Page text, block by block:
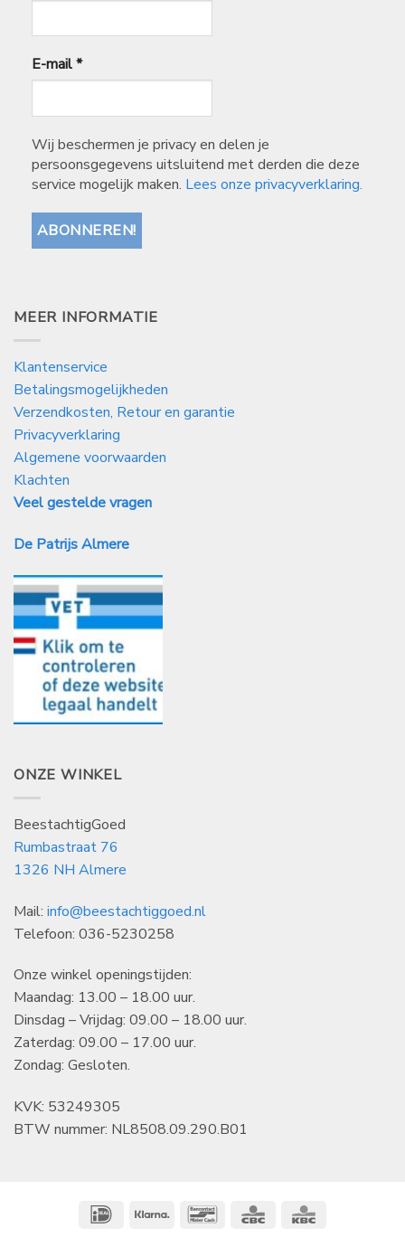
E-mail*
Wij beschermen je privacy en delen je
persoonsgegevens uitsluitend met derden die deze
service mogelijk maken. Lees onze privacyverklaring.
MEER INFORMATIE
Klantenservice
Betalingsmogelijkheden
Verzendkosten, Retour en garantie
Privacyverklaring
Algemene voorwaarden
Klachten
Veel gestelde vragen
De Patrijs Almere
ONZE WINKEL
BeestachtigGoed
Rumbastraat 76
1326 NH Almere
Mail: info@beestachtiggoed.nl
Telefoon: 036-5230258
Onze winkel openingstijden:
Maandag: 13.00 – 18.00 uur.
Dinsdag – Vrijdag: 09.00 – 18.00 uur.
Zaterdag: 09.00 – 17.00 uur.
Zondag: Gesloten.
KVK: 53249305
BTW nummer: NL8508.09.290.B01
IDeal Klarna BancontactCBC